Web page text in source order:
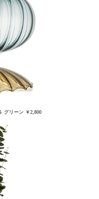
グリーン ￥2,800